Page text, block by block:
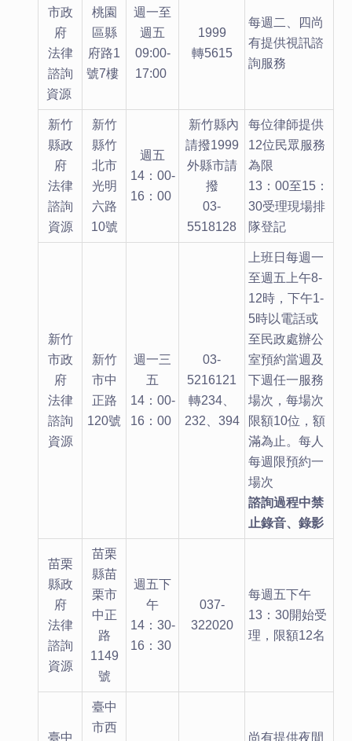
市政
府
法律
諮詢
資源
桃園
區縣
府路1
號7樓
週一至
週五
09:00-
17:00
1999
轉5615
每週二、四尚
有提供視訊諮
詢服務
新竹
縣政
府
法律
諮詢
資源
新竹
縣竹
北市
光明
六路
10號
週五
14：00-
16：00
新竹縣內
請撥1999
外縣市請
撥
03-
5518128
每位律師提供
12位民眾服務
為限
13：00至15：
30受理現場排
隊登記
新竹
市政
府
法律
諮詢
資源
新竹
市中
正路
120號
週一三
五
14：00-
16：00
03-
5216121
轉234、
232、394
上班日每週一
至週五上午8-
12時，下午1-
5時以電話或
至民政處辦公
室預約當週及
下週任一服務
場次，每場次
限額10位，額
滿為止。每人
每週限預約一
場次
諮詢過程中禁
止錄音、錄影
苗栗
縣政
府
法律
諮詢
資源
苗栗
縣苗
栗市
中正
路
1149
號
週五下
午
14：30-
16：30
037-
322020
每週五下午
13：30開始受
理，限額12名
臺中
臺中
市西
尚有提供夜間